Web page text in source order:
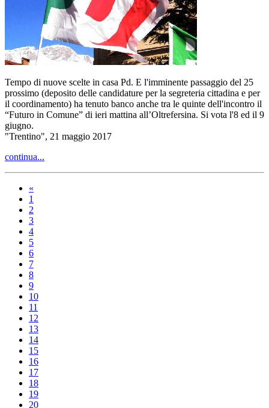
Tempo di nuove scelte in casa Pd. E l'imminente passaggio del 25
prossimo (deposito delle candidature per la segreteria cittadina e per
il coordinamento) ha tenuto banco anche tra le quinte dell'incontro il
“Futuro in Comune” di ieri mattina all’Oltrefersina. Si vota l'8 ed il 9
giugno.
"Trentino", 21 maggio 2017
continua...
«
1
2
3
4
5
6
7
8
9
10
11
12
13
14
15
16
17
18
19
20